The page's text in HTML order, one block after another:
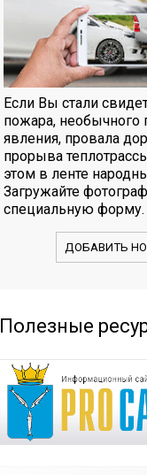
Если Вы стали
пожара, необычного
явления, провала
прорыва
этом в ленте
Загружайте
специальную форму.
ДОБАВИТЬ
Полезные